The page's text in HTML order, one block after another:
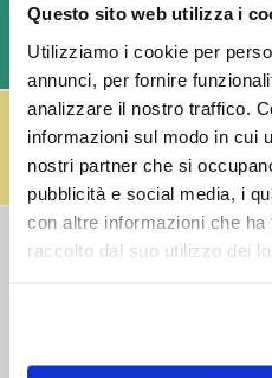
Questo sito web utilizza i
Utilizziamo i cookie per
annunci, per fornire
analizzare il nostro traffico.
informazioni sul modo in cui
nostri partner che si
pubblicità e social media, i
con altre informazioni che
raccolto dal suo utilizzo dei
SPEDIZIONI VELOCI IN
IL RESO FUSTI TI
Effettua il reso dei
(almeno 3 fusti) e ricevi
fusto,
clicca qui
COSTI DI
Ordine minimo € 20,00